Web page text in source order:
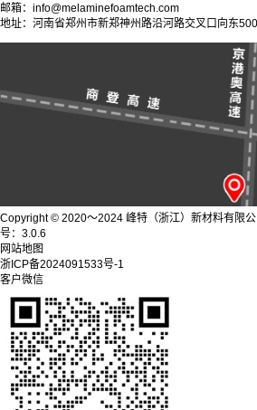
邮箱：info@melaminefoamtech.com
地址：河南省郑州市新郑神州路沿河路交叉口向东
Copyright © 2020～2024 峰特（浙江）新材料有限
号：3.0.6
网站地图
浙ICP备2024091533号-1
客户微信